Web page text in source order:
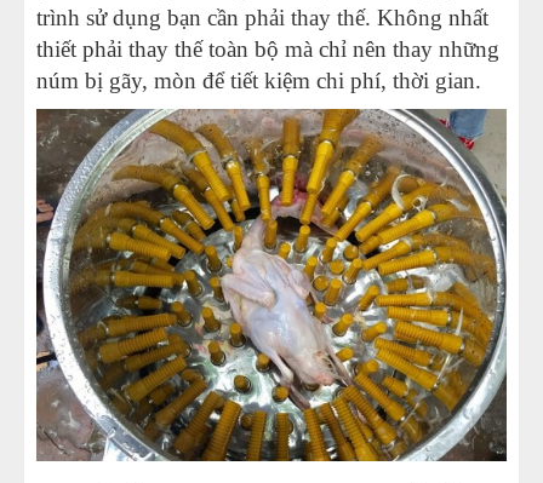
trình sử dụng bạn cần phải thay thế. Không nhất
thiết phải thay thế toàn bộ mà chỉ nên thay những
núm bị gãy, mòn để tiết kiệm chi phí, thời gian.